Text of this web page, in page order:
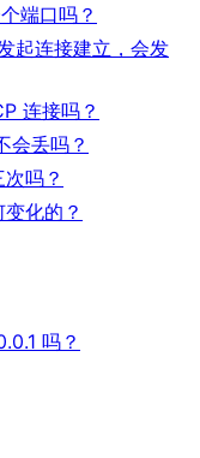
端口吗？
起连接建立，会发
连接吗？
会丢吗？
吗？
化的？
吗？